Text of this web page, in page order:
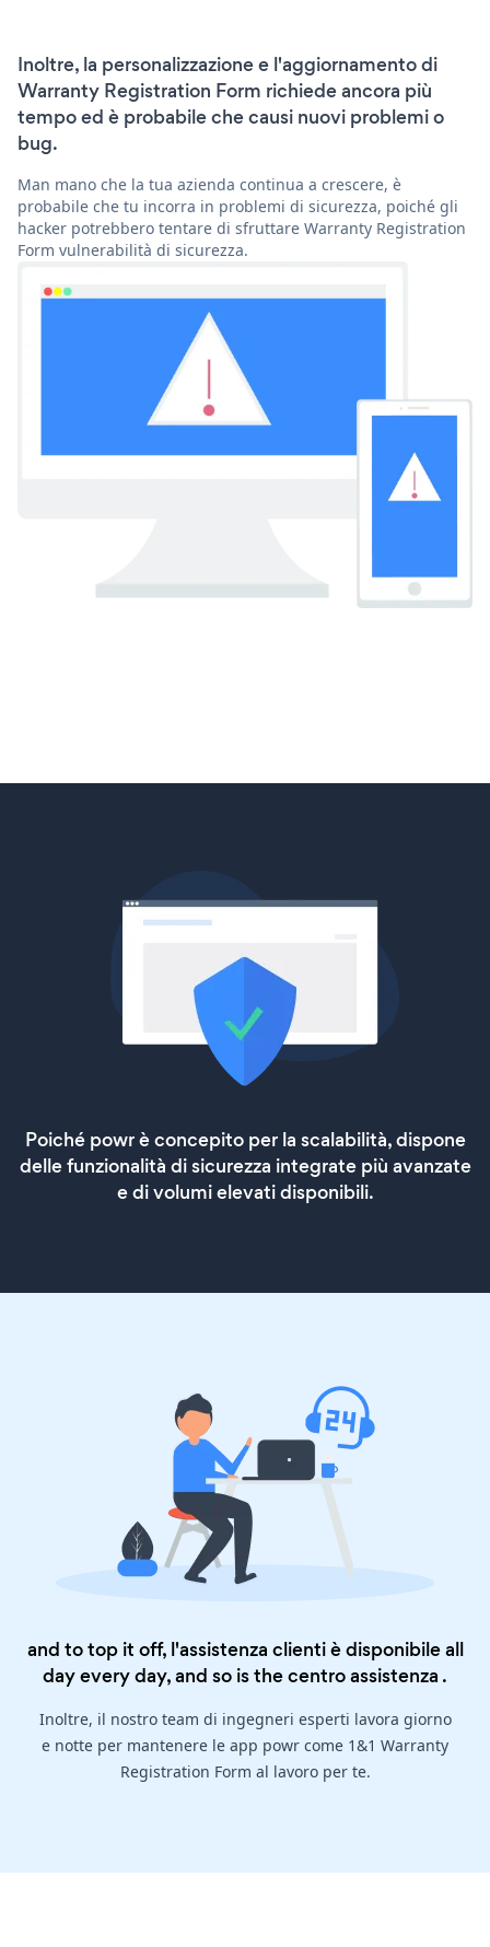
Inoltre, la personalizzazione e l'aggiornamento di
Warranty Registration Form richiede ancora più
tempo ed è probabile che causi nuovi problemi o
bug.
Man mano che la tua azienda continua a crescere, è
probabile che tu incorra in problemi di sicurezza, poiché gli
hacker potrebbero tentare di sfruttare Warranty Registration
Form vulnerabilità di sicurezza.
Poiché powr è concepito per la scalabilità, dispone
delle funzionalità di sicurezza integrate più avanzate
e di volumi elevati disponibili.
and to top it off, l'assistenza clienti è disponibile all
day every day, and so is thecentro assistenza .
Inoltre, il nostro team di ingegneri esperti lavora giorno
e notte per mantenere le app powr come 1&1 Warranty
Registration Form al lavoro per te.